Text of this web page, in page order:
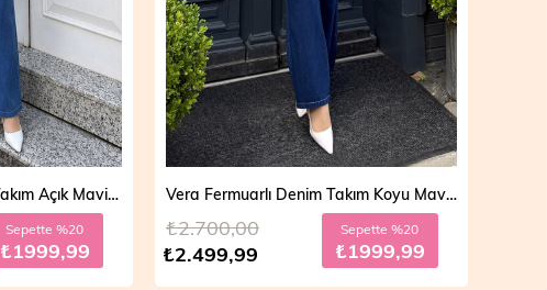
Vera Fermuarlı Denim Takım Koyu Mavi 19298
Sepette %20
₺1999,99
Mila Çift Düğmeli Kot Trençkot Açık Mavi 19290
₺3.999,99
₺4.700,00 Sepette %30
₺2799,99